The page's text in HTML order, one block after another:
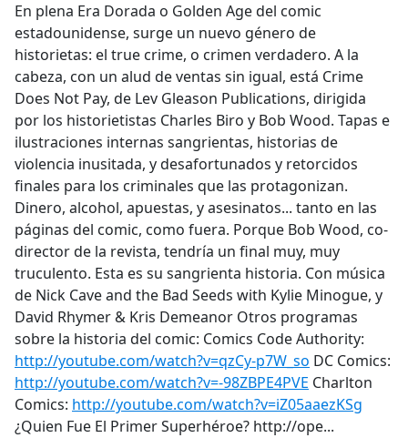
b
o
o
k
En plena Era Dorada o Golden Age del comic
estadounidense, surge un nuevo género de
historietas: el true crime, o crimen verdadero. A la
cabeza, con un alud de ventas sin igual, está Crime
Does Not Pay, de Lev Gleason Publications, dirigida
por los historietistas Charles Biro y Bob Wood. Tapas e
ilustraciones internas sangrientas, historias de
violencia inusitada, y desafortunados y retorcidos
finales para los criminales que las protagonizan.
Dinero, alcohol, apuestas, y asesinatos... tanto en las
páginas del comic, como fuera. Porque Bob Wood, co-
director de la revista, tendría un final muy, muy
truculento. Esta es su sangrienta historia. Con música
de Nick Cave and the Bad Seeds with Kylie Minogue, y
David Rhymer & Kris Demeanor Otros programas
sobre la historia del comic: Comics Code Authority:
http://youtube.com/watch?v=qzCy-p7W_so DC Comics:
http://youtube.com/watch?v=-98ZBPE4PVE Charlton
Comics: http://youtube.com/watch?v=iZ05aaezKSg
¿Quien Fue El Primer Superhéroe? http://ope...